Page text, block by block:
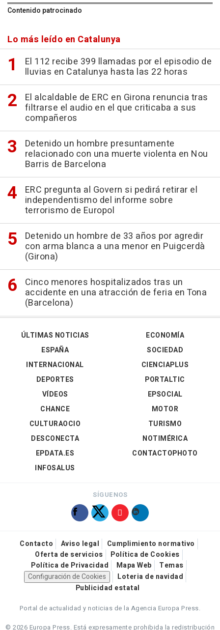
Contenido patrocinado
Lo más leído en Catalunya
El 112 recibe 399 llamadas por el episodio de
lluvias en Catalunya hasta las 22 horas
El alcaldable de ERC en Girona renuncia tras
filtrarse el audio en el que criticaba a sus
compañeros
Detenido un hombre presuntamente
relacionado con una muerte violenta en Nou
Barris de Barcelona
ERC pregunta al Govern si pedirá retirar el
independentismo del informe sobre
terrorismo de Europol
Detenido un hombre de 33 años por agredir
con arma blanca a una menor en Puigcerdà
(Girona)
Cinco menores hospitalizados tras un
accidente en una atracción de feria en Tona
(Barcelona)
ÚLTIMAS NOTICIAS
ESPAÑA
INTERNACIONAL
DEPORTES
VÍDEOS
ECONOMÍA
SOCIEDAD
CIENCIAPLUS
PORTALTIC
EPSOCIAL
CHANCE
CULTURAOCIO
DESCONECTA
EPDATA.ES
INFOSALUS
MOTOR
TURISMO
NOTIMÉRICA
CONTACTOPHOTO
SÍGUENOS
Contacto Aviso legal
Cumplimiento normativo
Oferta de servicios
Política de Cookies
Política de Privacidad
Mapa Web
Temas
Configuración de Cookies
Loteria de navidad
Publicidad estatal
Portal de actualidad y noticias de la Agencia Europa Press.
© 2026 Europa Press. Está expresamente prohibida la redistribución